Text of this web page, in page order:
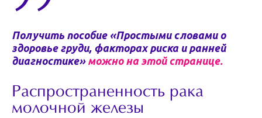
Получить пособие «Простыми словами о
здоровье груди, факторах риска и ранней
диагностике» можно на этой странице.
Распространенность рака
молочной железы